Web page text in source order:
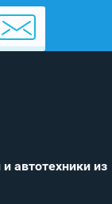
автотехники из